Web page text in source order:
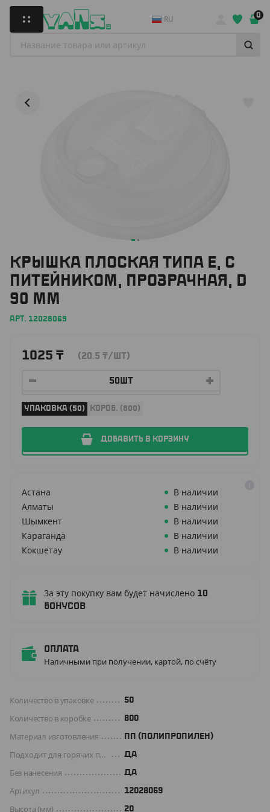
RU 0
КРЫШКА ПЛОСКАЯ ТИПА Е, С
ПИТЕЙНИКОМ, ПРОЗРАЧНАЯ, D
90 ММ
АРТ. 12028069
1025 ₸ (20.5 ₸/ШТ)
УПАКОВКА (50) КОРОБ. (800)
ДОБАВИТЬ В КОРЗИНУ
Астана
В наличии
Алматы
В наличии
Шымкент
В наличии
Караганда
В наличии
Кокшетау
В наличии
За эту покупку вам будет начислено 10
бонусов
Оплата
Наличными при получении, картой, по счёту
Количество в упаковке 50
Количество в коробке 800
Материал изготовления ПП (ПОЛИПРОПИЛЕН)
Подходит для горячих продуктов ДА
Без нанесения ДА
Артикул 12028069
Высота (мм) 20